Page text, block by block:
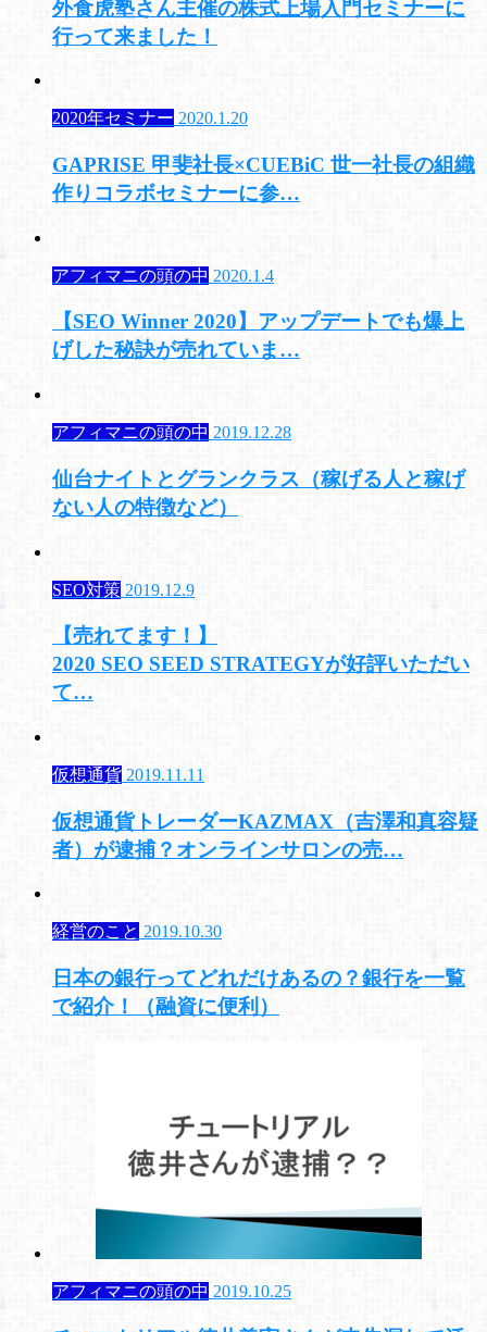
外食虎塾さん主催の株式上場入門セミナーに
行って来ました！
2020年セミナー 2020.1.20
GAPRISE 甲斐社長×CUEBiC 世一社長の組織
作りコラボセミナーに参…
アフィマニの頭の中 2020.1.4
【SEO Winner 2020】アップデートでも爆上
げした秘訣が売れていま…
アフィマニの頭の中 2019.12.28
仙台ナイトとグランクラス（稼げる人と稼げ
ない人の特徴など）
SEO対策 2019.12.9
【売れてます！】
2020 SEO SEED STRATEGYが好評いただい
て…
仮想通貨 2019.11.11
仮想通貨トレーダーKAZMAX（吉澤和真容疑
者）が逮捕？オンラインサロンの売…
経営のこと 2019.10.30
日本の銀行ってどれだけあるの？銀行を一覧
で紹介！（融資に便利）
アフィマニの頭の中 2019.10.25